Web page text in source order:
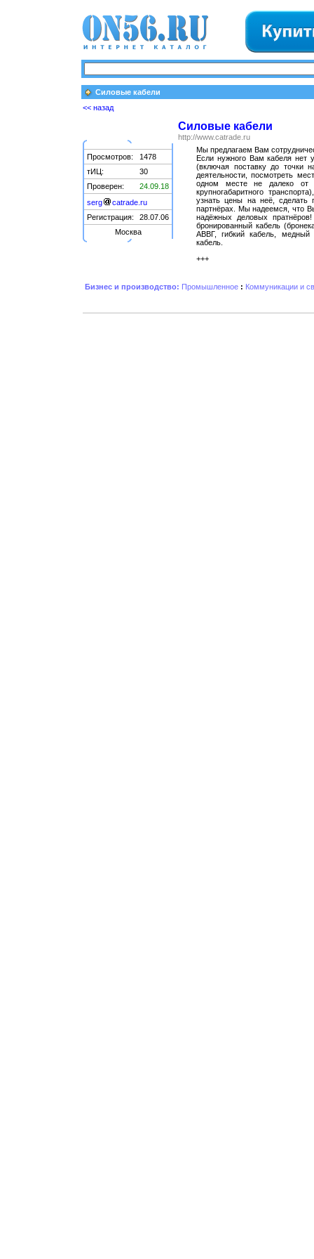
Силовые кабели
<< назад
Просмотров:
1478
тИЦ:
30
Проверен:
24.09.18
serg
catrade.ru
Регистрация:
28.07.06
Москва
Силовые кабели
http://www.catrade.ru
Мы предлагаем Вам
Если нужного Вам кабеля нет
(включая поставку до
деятельности, посмотреть
одном месте не далеко от
крупногабаритного
узнать цены на неё, сделать
партнёрах. Мы надеемся, что
надёжных деловых
бронированный кабель
АВВГ, гибкий кабель, медный
кабель.
+++
Бизнес и производство: Промышленное : Коммуникации и